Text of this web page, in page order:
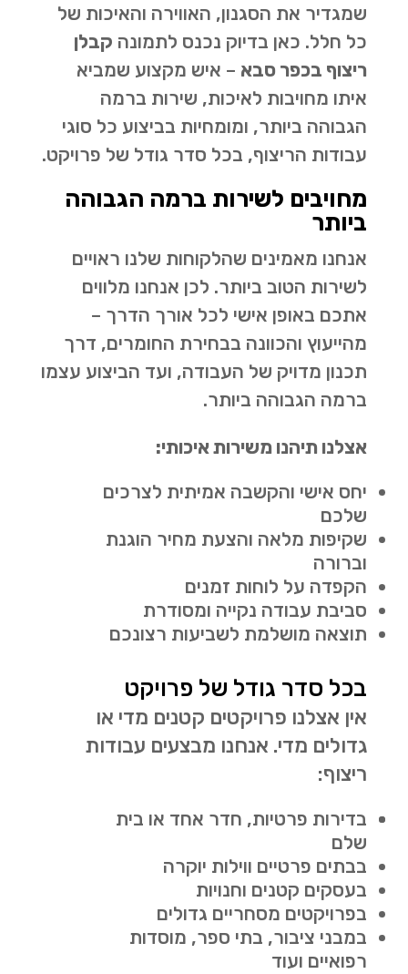
שמגדיר את הסגנון, האווירה והאיכות של
כל חלל. כאן בדיוק נכנס לתמונה קבלן
ריצוף בכפר סבא – איש מקצוע שמביא
איתו מחויבות לאיכות, שירות ברמה
הגבוהה ביותר, ומומחיות בביצוע כל סוגי
עבודות הריצוף, בכל סדר גודל של פרויקט.
מחויבים לשירות ברמה הגבוהה
ביותר
אנחנו מאמינים שהלקוחות שלנו ראויים
לשירות הטוב ביותר. לכן אנחנו מלווים
אתכם באופן אישי לכל אורך הדרך –
מהייעוץ והכוונה בבחירת החומרים, דרך
תכנון מדויק של העבודה, ועד הביצוע עצמו
ברמה הגבוהה ביותר.
אצלנו תיהנו משירות איכותי:
יחס אישי והקשבה אמיתית לצרכים
שלכם
שקיפות מלאה והצעת מחיר הוגנת
וברורה
הקפדה על לוחות זמנים
סביבת עבודה נקייה ומסודרת
תוצאה מושלמת לשביעות רצונכם
בכל סדר גודל של פרויקט
אין אצלנו פרויקטים קטנים מדי או
גדולים מדי. אנחנו מבצעים עבודות
ריצוף:
בדירות פרטיות, חדר אחד או בית
שלם
בבתים פרטיים ווילות יוקרה
בעסקים קטנים וחנויות
בפרויקטים מסחריים גדולים
במבני ציבור, בתי ספר, מוסדות
רפואיים ועוד